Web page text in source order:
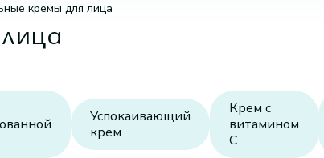
кремы для лица
Успокаивающий
крем
Крем с
витамином
C